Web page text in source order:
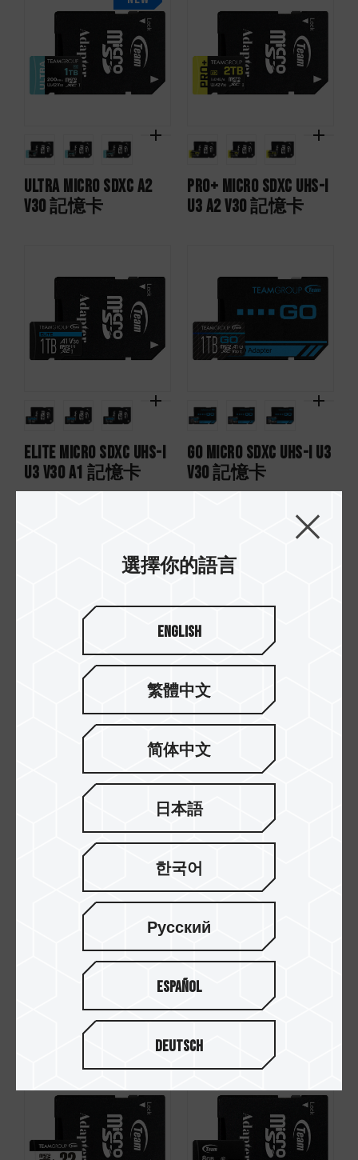
ULTRA Micro SDXC A2
V30 記憶卡
PRO+ Micro SDXC UHS-I
U3 A2 V30 記憶卡
ELITE Micro SDXC UHS-I
U3 V30 A1 記憶卡
GO Micro SDXC UHS-I U3
V30 記憶卡
High Endurance Micro
SDXC UHS-I U3 V30 記
Dash Micro SDXC UHS-I
U3 V30 A1 記憶卡
Dash Micro SDHC UHS-I
U1 C10 記憶卡
Micro SDXC UHS-I U1
C10 記憶卡
選擇你的語言
English
繁體中文
简体中文
日本語
한국어
Русский
Español
Deutsch